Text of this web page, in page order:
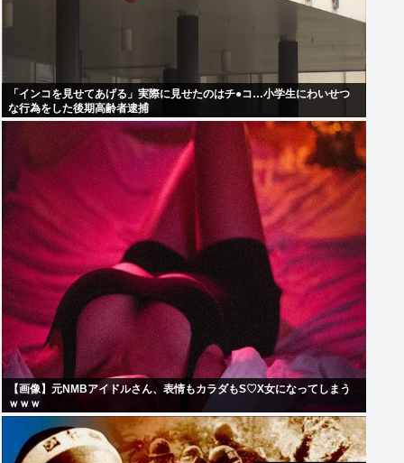
「インコを見せてあげる」実際に見せたのはチ●コ…小学生にわいせつ
な行為をした後期高齢者逮捕
【画像】元NMBアイドルさん、表情もカラダもS♡X女になってしまう
ｗｗｗ